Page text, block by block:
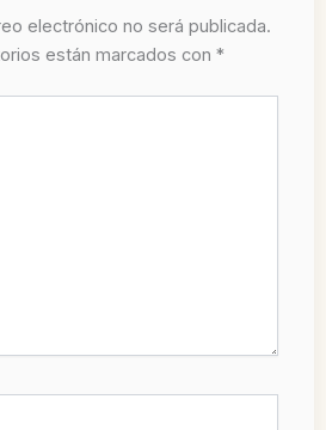
electrónico no será publicada.
están marcados con *